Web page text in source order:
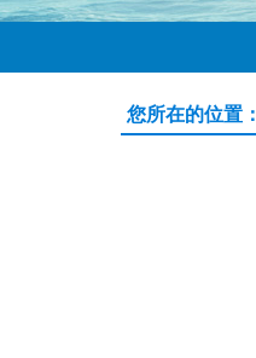
您所在的位置：